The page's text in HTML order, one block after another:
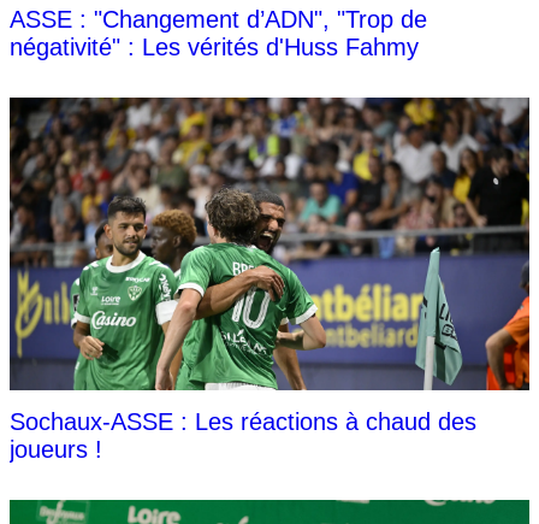
ASSE : "Changement d’ADN", "Trop de
négativité" : Les vérités d'Huss Fahmy
Sochaux-ASSE : Les réactions à chaud des
joueurs !